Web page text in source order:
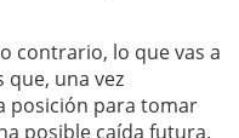
contrario, lo que vas a
que, una vez
posición para tomar
posible caída futura.